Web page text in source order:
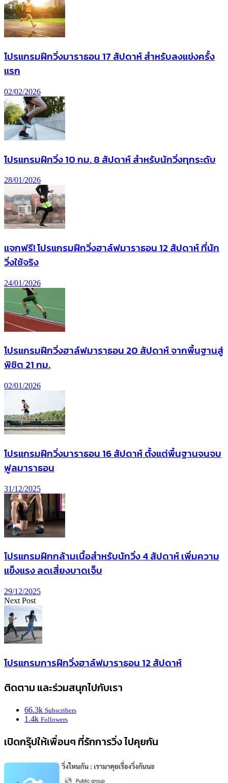
โปรแกรมฝึกวิ่งมาราธอน 17 สัปดาห์ สำหรับลงแข่งครั้ง
แรก
02/02/2026
โปรแกรมฝึกวิ่ง 10 กม. 8 สัปดาห์ สำหรับนักวิ่งทุกระดับ
28/01/2026
แจกฟรี! โปรแกรมฝึกวิ่งฮาล์ฟมาราธอน 12 สัปดาห์ ที่นัก
วิ่งใช้จริง
24/01/2026
โปรแกรมฝึกวิ่งฮาล์ฟมาราธอน 20 สัปดาห์ จากพื้นฐานสู่
พิชิต 21 กม.
02/01/2026
โปรแกรมฝึกวิ่งมาราธอน 16 สัปดาห์ ตั้งแต่พื้นฐานจนจบ
ฟูลมาราธอน
31/12/2025
โปรแกรมฝึกกล้ามเนื้อสำหรับนักวิ่ง 4 สัปดาห์ เพิ่มความ
แข็งแรง ลดเสี่ยงบาดเจ็บ
29/12/2025
Next Post
โปรแกรมการฝึกวิ่งฮาล์ฟมาราธอน 12 สัปดาห์
ติดตาม และร่วมสนุกไปกับเรา
66.3k Subscribers
1.4k Followers
เปิดกรุ๊ปให้เพื่อนๆ ที่รักการวิ่ง ไปคุยกัน